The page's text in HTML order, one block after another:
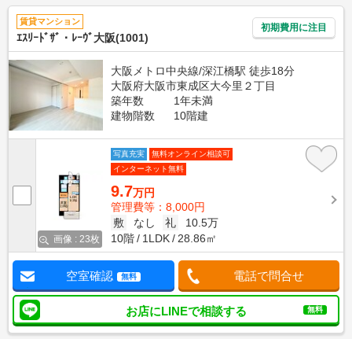
賃貸マンション
ｴｽﾘｰﾄﾞｻﾞ・ﾚｰｳﾞ大阪(1001)
初期費用に注目
大阪メトロ中央線/深江橋駅 徒歩18分
大阪府大阪市東成区大今里２丁目
築年数
1年未満
建物階数
10階建
画像 : 23枚
写真充実
無料オンライン相談可
インターネット無料
9.7万円
管理費等：8,000円
敷
なし 礼
10.5万
10階
1LDK 28.86㎡
空室確認 無料 電話で問合せ
お店にLINEで相談する 無料